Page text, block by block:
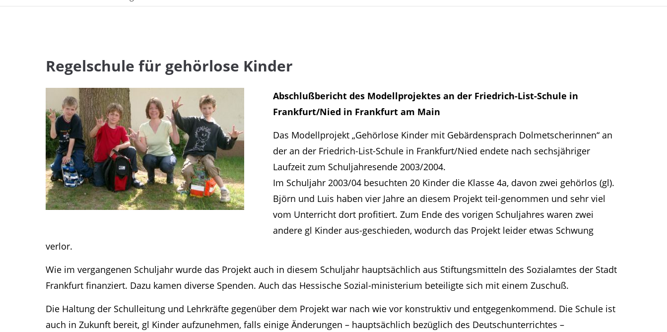
Regelschule für gehörlose Kinder
Abschlußbericht des Modellprojektes an der Friedrich-List-Schule in
Frankfurt/Nied in Frankfurt am Main
Das Modellprojekt „Gehörlose Kinder mit Gebärdensprach Dolmetscherinnen“ an
der an der Friedrich-List-Schule in Frankfurt/Nied endete nach sechsjähriger
Laufzeit zum Schuljahresende 2003/2004.
Im Schuljahr 2003/04 besuchten 20 Kinder die Klasse 4a, davon zwei gehörlos (gl).
Björn und Luis haben vier Jahre an diesem Projekt teil-genommen und sehr viel
vom Unterricht dort profitiert. Zum Ende des vorigen Schuljahres waren zwei
andere gl Kinder aus-geschieden, wodurch das Projekt leider etwas Schwung
verlor.
Wie im vergangenen Schuljahr wurde das Projekt auch in diesem Schuljahr hauptsächlich aus Stiftungsmitteln des Sozialamtes der Stadt
Frankfurt finanziert. Dazu kamen diverse Spenden. Auch das Hessische Sozial-ministerium beteiligte sich mit einem Zuschuß.
Die Haltung der Schulleitung und Lehrkräfte gegenüber dem Projekt war nach wie vor konstruktiv und entgegenkommend. Die Schule ist
auch in Zukunft bereit, gl Kinder aufzunehmen, falls einige Änderungen – hauptsächlich bezüglich des Deutschunterrichtes –